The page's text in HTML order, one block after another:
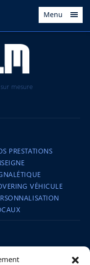
Menu
mesure
PRESTATIONS
VÉHICULE